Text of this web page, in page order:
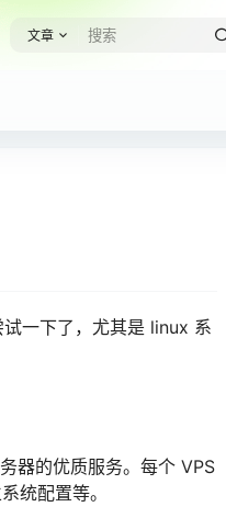
文章
一下了，尤其是 linux 系
器的优质服务。每个 VPS
统配置等。